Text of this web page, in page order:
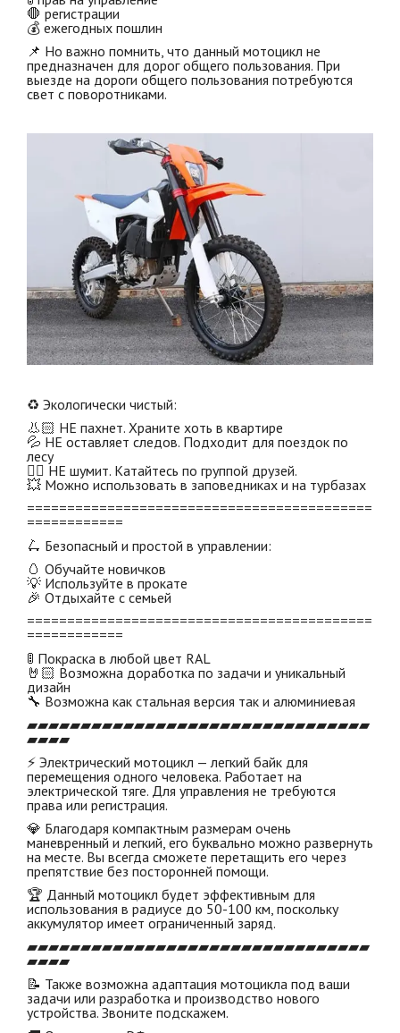
🛑 регистрации
💰 ежегодных пошлин
📌 Но важно помнить, что данный мотоцикл не
предназначен для дорог общего пользования. При
выезде на дороги общего пользования потребуются
свет с поворотниками.
♻ Экологически чистый:
👃🏻 НЕ пахнет. Храните хоть в квартире
💦 НЕ оставляет следов. Подходит для поездок по
лесу
👂🏻 НЕ шумит. Катайтесь по группой друзей.
💥 Можно использовать в заповедниках и на турбазах
===========================================
============
🛴 Безопасный и простой в управлении:
🥚 Обучайте новичков
💡 Используйте в прокате
🎉 Отдыхайте с семьей
===========================================
============
🚦 Покраска в любой цвет RAL
🤘🏻 Возможна доработка по задачи и уникальный
дизайн
🔧 Возможна как стальная версия так и алюминиевая
▰▰▰▰▰▰▰▰▰▰▰▰▰▰▰▰▰▰▰▰▰▰▰▰▰▰▰▰▰▰▰▰
▰▰▰▰
⚡ Электрический мотоцикл — легкий байк для
перемещения одного человека. Работает на
электрической тяге. Для управления не требуются
права или регистрация.
💎 Благодаря компактным размерам очень
маневренный и легкий, его буквально можно развернуть
на месте. Вы всегда сможете перетащить его через
препятствие без посторонней помощи.
🏆 Данный мотоцикл будет эффективным для
использования в радиусе до 50-100 км, поскольку
аккумулятор имеет ограниченный заряд.
▰▰▰▰▰▰▰▰▰▰▰▰▰▰▰▰▰▰▰▰▰▰▰▰▰▰▰▰▰▰▰▰
▰▰▰▰
📝 Также возможна адаптация мотоцикла под ваши
задачи или разработка и производство нового
устройства. Звоните подскажем.